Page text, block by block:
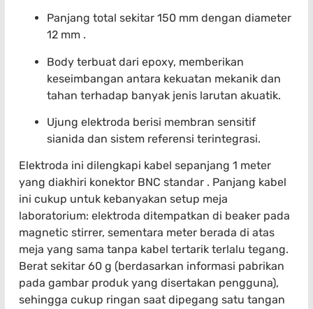
Panjang total sekitar 150 mm dengan diameter
12 mm .
Body terbuat dari epoxy, memberikan
keseimbangan antara kekuatan mekanik dan
tahan terhadap banyak jenis larutan akuatik.
Ujung elektroda berisi membran sensitif
sianida dan sistem referensi terintegrasi.
Elektroda ini dilengkapi kabel sepanjang 1 meter
yang diakhiri konektor BNC standar . Panjang kabel
ini cukup untuk kebanyakan setup meja
laboratorium: elektroda ditempatkan di beaker pada
magnetic stirrer, sementara meter berada di atas
meja yang sama tanpa kabel tertarik terlalu tegang.
Berat sekitar 60 g (berdasarkan informasi pabrikan
pada gambar produk yang disertakan pengguna),
sehingga cukup ringan saat dipegang satu tangan